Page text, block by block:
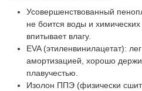
Усовершенствованный
не боится воды и
впитывает влагу.
EVA (этиленвинилацетат):
амортизацией, хорошо
плавучестью.
Изолон ППЭ (физически